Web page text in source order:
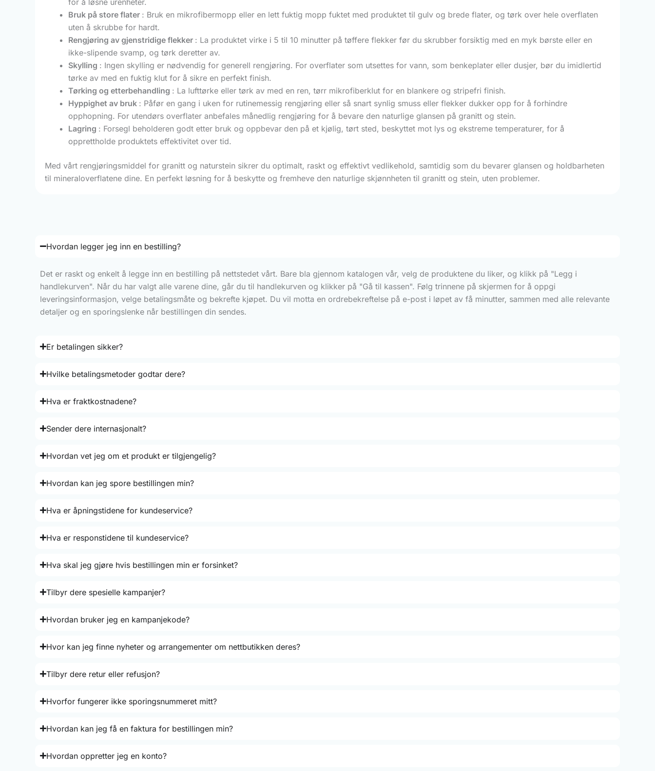
Bruk på store flater : Bruk en mikrofibermopp eller en lett fuktig mopp fuktet med produktet til gulv og brede flater, og tørk over hele overflaten
uten å skrubbe for hardt.
Rengjøring av gjenstridige flekker : La produktet virke i 5 til 10 minutter på tøffere flekker før du skrubber forsiktig med en myk børste eller en
ikke-slipende svamp, og tørk deretter av.
Skylling : Ingen skylling er nødvendig for generell rengjøring. For overflater som utsettes for vann, som benkeplater eller dusjer, bør du imidlertid
tørke av med en fuktig klut for å sikre en perfekt finish.
Tørking og etterbehandling : La lufttørke eller tørk av med en ren, tørr mikrofiberklut for en blankere og stripefri finish.
Hyppighet av bruk : Påfør en gang i uken for rutinemessig rengjøring eller så snart synlig smuss eller flekker dukker opp for å forhindre
opphopning. For utendørs overflater anbefales månedlig rengjøring for å bevare den naturlige glansen på granitt og stein.
Lagring : Forsegl beholderen godt etter bruk og oppbevar den på et kjølig, tørt sted, beskyttet mot lys og ekstreme temperaturer, for å
opprettholde produktets effektivitet over tid.
Med vårt rengjøringsmiddel for granitt og naturstein sikrer du optimalt, raskt og effektivt vedlikehold, samtidig som du bevarer glansen og holdbarheten
til mineraloverflatene dine. En perfekt løsning for å beskytte og fremheve den naturlige skjønnheten til granitt og stein, uten problemer.
Hvordan legger jeg inn en bestilling?
Det er raskt og enkelt å legge inn en bestilling på nettstedet vårt. Bare bla gjennom katalogen vår, velg de produktene du liker, og klikk på "Legg i
handlekurven". Når du har valgt alle varene dine, går du til handlekurven og klikker på "Gå til kassen". Følg trinnene på skjermen for å oppgi
leveringsinformasjon, velge betalingsmåte og bekrefte kjøpet. Du vil motta en ordrebekreftelse på e-post i løpet av få minutter, sammen med alle relevante
detaljer og en sporingslenke når bestillingen din sendes.
Er betalingen sikker?
Hvilke betalingsmetoder godtar dere?
Hva er fraktkostnadene?
Sender dere internasjonalt?
Hvordan vet jeg om et produkt er tilgjengelig?
Hvordan kan jeg spore bestillingen min?
Hva er åpningstidene for kundeservice?
Hva er responstidene til kundeservice?
Hva skal jeg gjøre hvis bestillingen min er forsinket?
Tilbyr dere spesielle kampanjer?
Hvordan bruker jeg en kampanjekode?
Hvor kan jeg finne nyheter og arrangementer om nettbutikken deres?
Tilbyr dere retur eller refusjon?
Hvorfor fungerer ikke sporingsnummeret mitt?
Hvordan kan jeg få en faktura for bestillingen min?
Hvordan oppretter jeg en konto?